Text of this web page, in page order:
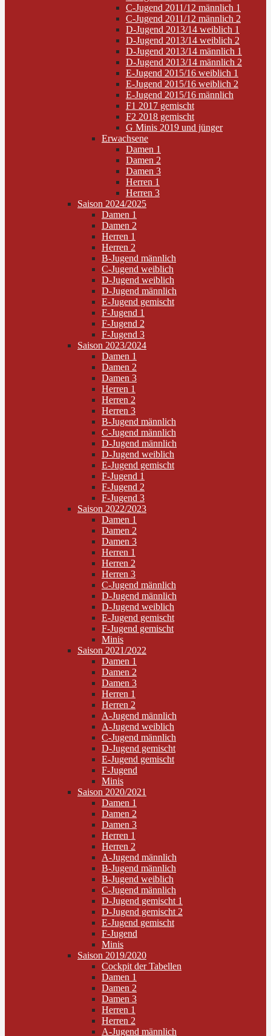
C-Jugend 2011/12 männlich 1
C-Jugend 2011/12 männlich 2
D-Jugend 2013/14 weiblich 1
D-Jugend 2013/14 weiblich 2
D-Jugend 2013/14 männlich 1
D-Jugend 2013/14 männlich 2
E-Jugend 2015/16 weiblich 1
E-Jugend 2015/16 weiblich 2
E-Jugend 2015/16 männlich
F1 2017 gemischt
F2 2018 gemischt
G Minis 2019 und jünger
Erwachsene
Damen 1
Damen 2
Damen 3
Herren 1
Herren 3
Saison 2024/2025
Damen 1
Damen 2
Herren 1
Herren 2
B-Jugend männlich
C-Jugend weiblich
D-Jugend weiblich
D-Jugend männlich
E-Jugend gemischt
F-Jugend 1
F-Jugend 2
F-Jugend 3
Saison 2023/2024
Damen 1
Damen 2
Damen 3
Herren 1
Herren 2
Herren 3
B-Jugend männlich
C-Jugend männlich
D-Jugend männlich
D-Jugend weiblich
E-Jugend gemischt
F-Jugend 1
F-Jugend 2
F-Jugend 3
Saison 2022/2023
Damen 1
Damen 2
Damen 3
Herren 1
Herren 2
Herren 3
C-Jugend männlich
D-Jugend männlich
D-Jugend weiblich
E-Jugend gemischt
F-Jugend gemischt
Minis
Saison 2021/2022
Damen 1
Damen 2
Damen 3
Herren 1
Herren 2
A-Jugend männlich
A-Jugend weiblich
C-Jugend männlich
D-Jugend gemischt
E-Jugend gemischt
F-Jugend
Minis
Saison 2020/2021
Damen 1
Damen 2
Damen 3
Herren 1
Herren 2
A-Jugend männlich
B-Jugend männlich
B-Jugend weiblich
C-Jugend männlich
D-Jugend gemischt 1
D-Jugend gemischt 2
E-Jugend gemischt
F-Jugend
Minis
Saison 2019/2020
Cockpit der Tabellen
Damen 1
Damen 2
Damen 3
Herren 1
Herren 2
A-Jugend männlich